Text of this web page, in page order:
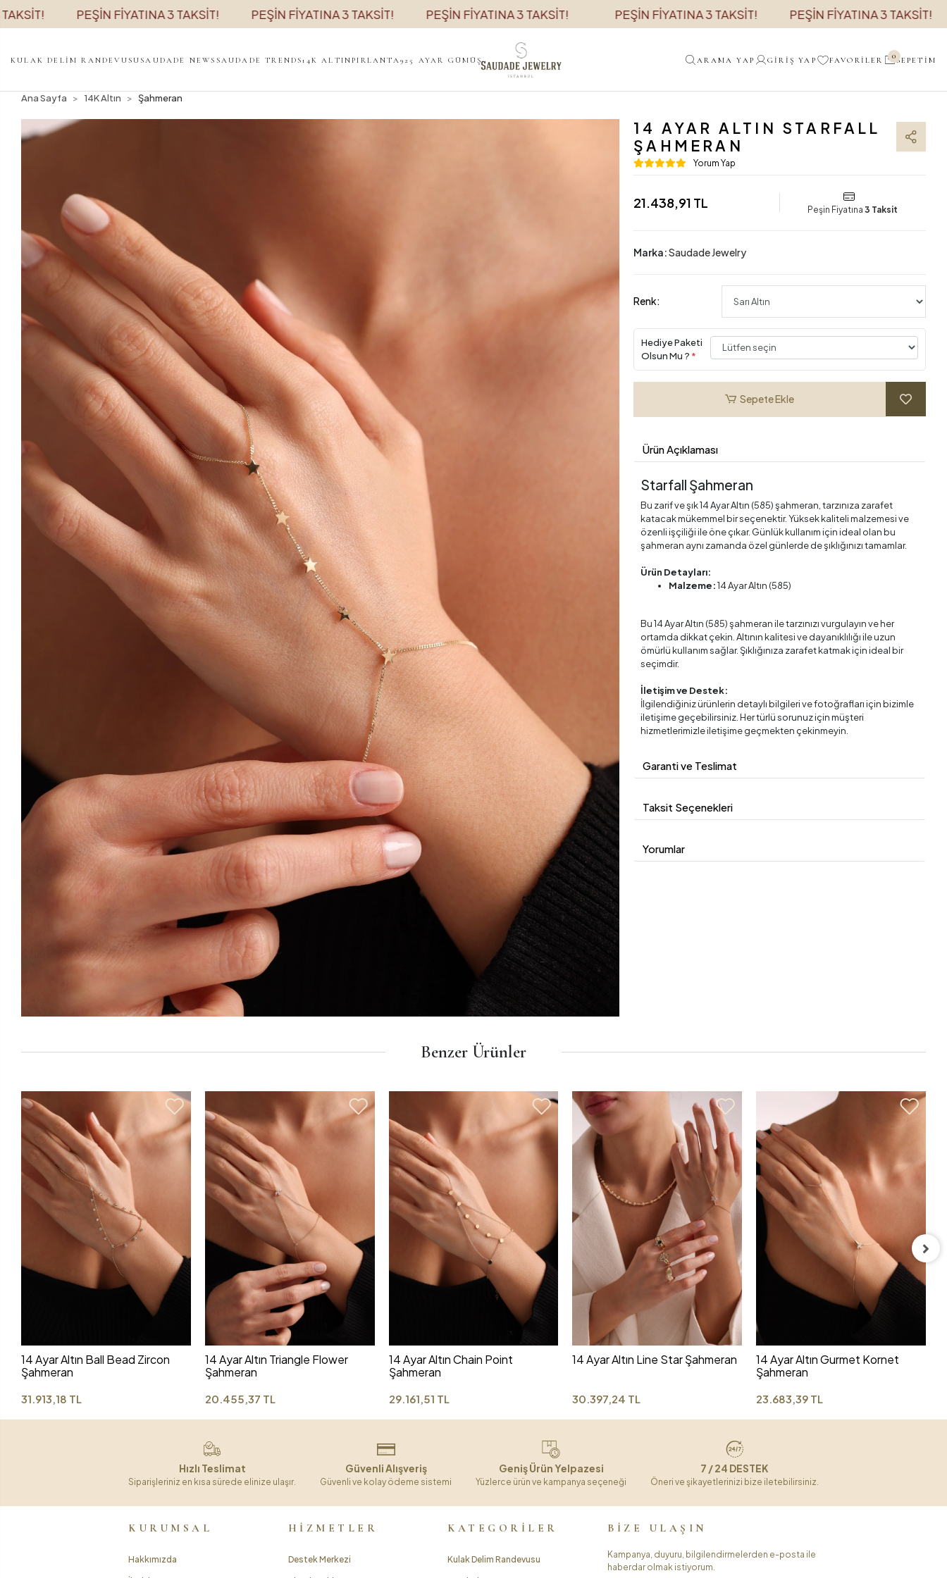
PEŞİN FİYATINA 3 TAKSİT! PEŞİN FİYATINA 3 TAKSİT! PEŞİN FİYATINA 3 TAKSİT! PEŞİN FİYATINA 3 TAKSİT! PEŞİN FİYATINA 3 TAKSİT!
KULAK DELİM RANDEVUSUSAUDADE NEWS SAUDADE TRENDS14K ALTINPIRLANTA 925 AYAR GÜMÜŞ ARAMA YAP GIRIŞ YAP FAVORILER 0 SEPETIM
Ana Sayfa 14K Altın Şahmeran
14 AYAR ALTIN STARFALL
ŞAHMERAN
Yorum Yap
21.438,91 TL Peşin Fiyatına3 Taksit
Marka:Saudade Jewelry
Renk:
Hediye Paketi
Olsun Mu ? *
Sepete Ekle
Ürün Açıklaması
Starfall Şahmeran
Bu zarif ve şık 14 Ayar Altın (585) şahmeran, tarzınıza zarafet
katacak mükemmel bir seçenektir. Yüksek kaliteli malzemesi ve
özenli işçiliği ile öne çıkar. Günlük kullanım için ideal olan bu
şahmeran aynı zamanda özel günlerde de şıklığınızı tamamlar.
Ürün Detayları:
Malzeme:14 Ayar Altın (585)
Bu 14 Ayar Altın (585) şahmeran ile tarzınızı vurgulayın ve her
ortamda dikkat çekin. Altının kalitesi ve dayanıklılığı ile uzun
ömürlü kullanım sağlar. Şıklığınıza zarafet katmak için ideal bir
seçimdir.
İletişim ve Destek:
İlgilendiğiniz ürünlerin detaylı bilgileri ve fotoğrafları için bizimle
iletişime geçebilirsiniz. Her türlü sorunuz için müşteri
hizmetlerimizle iletişime geçmekten çekinmeyin.
Garanti ve Teslimat
Taksit Seçenekleri
Yorumlar
Benzer Ürünler
14 Ayar Altın Ball Bead Zircon
Şahmeran
31.913,18 TL
14 Ayar Altın Triangle Flower
Şahmeran
20.455,37 TL
14 Ayar Altın Chain Point
Şahmeran
29.161,51 TL
14 Ayar Altın Line Star Şahmeran
30.397,24 TL
14 Ayar Altın Gurmet Kornet
Şahmeran
23.683,39 TL
Hızlı Teslimat
Siparişleriniz en kısa sürede elinize ulaşır.
Güvenli Alışveriş
Güvenli ve kolay ödeme sistemi
Geniş Ürün Yelpazesi
Yüzlerce ürün ve kampanya seçeneği
7 / 24 DESTEK
Öneri ve şikayetlerinizi bize iletebilirsiniz.
KURUMSAL
Hakkımızda
HİZMETLER
Destek Merkezi
KATEGORİLER
Kulak Delim Randevusu
BİZE ULAŞIN
Kampanya, duyuru, bilgilendirmelerden e-posta ile
haberdar olmak istiyorum.